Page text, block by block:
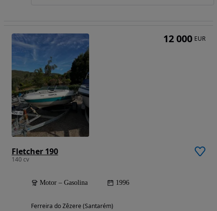
Fletcher 190
140 cv
Motor – Gasolina 1996
Ferreira do Zêzere (Santarém)
12 000 EUR